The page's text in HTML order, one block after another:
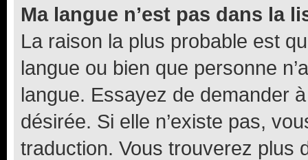
Ma langue n’est pas dans la
La raison la plus probable est
langue ou bien que personne
langue. Essayez de demander
désirée. Si elle n’existe pas,
traduction. Vous trouverez plus